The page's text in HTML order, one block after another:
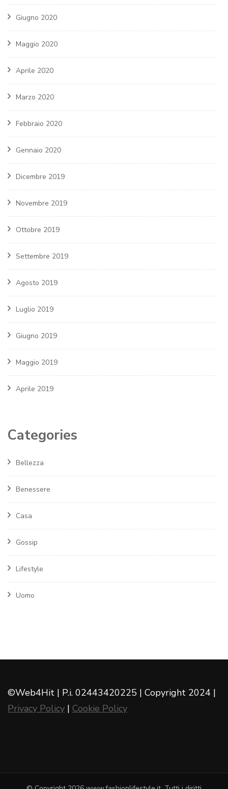
Giugno 2020
Maggio 2020
Aprile 2020
Marzo 2020
Febbraio 2020
Gennaio 2020
Dicembre 2019
Novembre 2019
Ottobre 2019
Settembre 2019
Agosto 2019
Luglio 2019
Giugno 2019
Maggio 2019
Aprile 2019
Categories
Bellezza
Benessere
Casa
Gossip
Lifestyle
Uomo
©Web4Hit | P.i. 02443420225 | Copyright 2024 |
Privacy Policy | Cookie Policy